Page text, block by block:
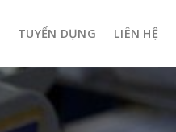
TUYỂN DỤNG LIÊN HỆ